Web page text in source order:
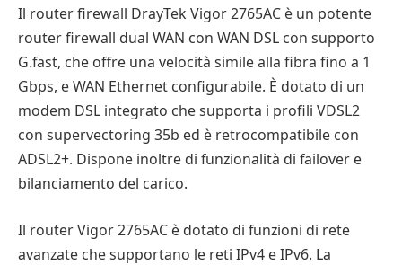
Il router firewall DrayTek Vigor 2765AC è un potente
router firewall dual WAN con WAN DSL con supporto
G.fast, che offre una velocità simile alla fibra fino a 1
Gbps, e WAN Ethernet configurabile. È dotato di un
modem DSL integrato che supporta i profili VDSL2
con supervectoring 35b ed è retrocompatibile con
ADSL2+. Dispone inoltre di funzionalità di failover e
bilanciamento del carico.
Il router Vigor 2765AC è dotato di funzioni di rete
avanzate che supportano le reti IPv4 e IPv6. La